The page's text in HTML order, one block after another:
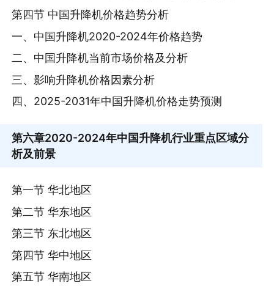
第四节 中国升降机价格趋势分析
一、中国升降机2020-2024年价格趋势
二、中国升降机当前市场价格及分析
三、影响升降机价格因素分析
四、2025-2031年中国升降机价格走势预测
第六章2020-2024年中国升降机行业重点区域分
析及前景
第一节 华北地区
第二节 华东地区
第三节 东北地区
第四节 华中地区
第五节 华南地区